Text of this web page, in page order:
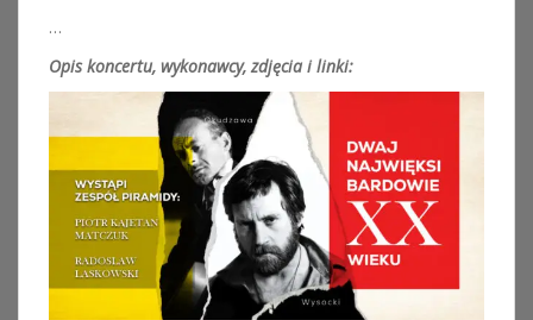
…
Opis koncertu, wykonawcy, zdjęcia i linki: